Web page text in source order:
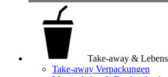
Take-away &
Take-away Verpackungen